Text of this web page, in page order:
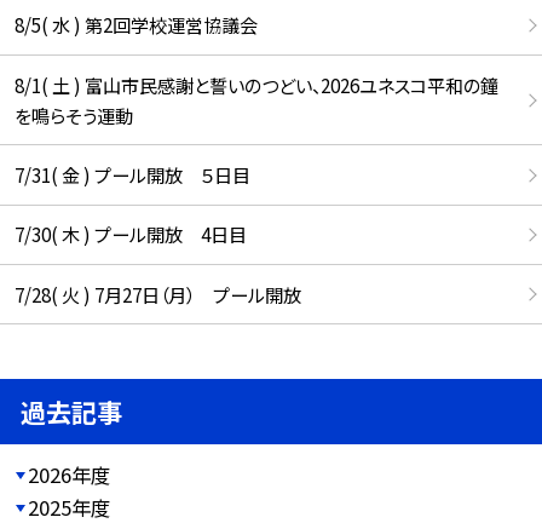
8/5( 水 ) 第2回学校運営協議会
8/1( 土 ) 富山市民感謝と誓いのつどい、2026ユネスコ平和の鐘
を鳴らそう運動
7/31( 金 ) プール開放 ５日目
7/30( 木 ) プール開放 4日目
7/28( 火 ) 7月27日（月） プール開放
過去記事
2026年度
2025年度